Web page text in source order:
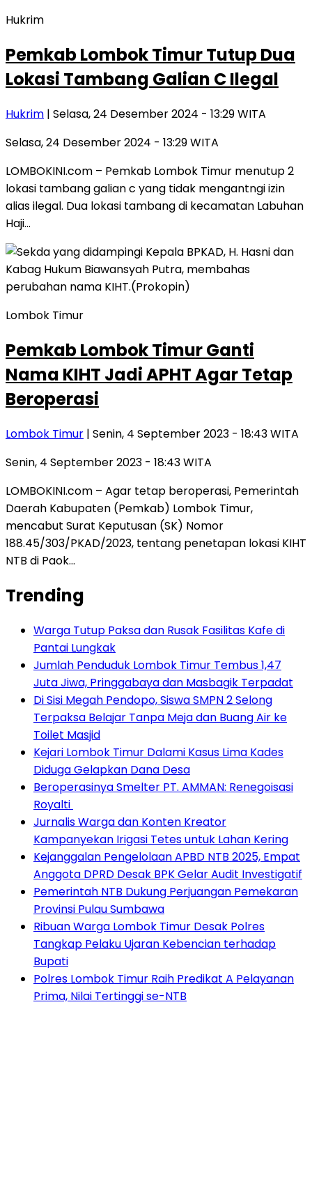
Hukrim
Pemkab Lombok Timur Tutup Dua
Lokasi Tambang Galian C Ilegal
Hukrim | Selasa, 24 Desember 2024 - 13:29 WITA
Selasa, 24 Desember 2024 - 13:29 WITA
LOMBOKINI.com – Pemkab Lombok Timur menutup 2
lokasi tambang galian c yang tidak mengantngi izin
alias ilegal. Dua lokasi tambang di kecamatan Labuhan
Haji…
Lombok Timur
Pemkab Lombok Timur Ganti
Nama KIHT Jadi APHT Agar Tetap
Beroperasi
Lombok Timur | Senin, 4 September 2023 - 18:43 WITA
Senin, 4 September 2023 - 18:43 WITA
LOMBOKINI.com – Agar tetap beroperasi, Pemerintah
Daerah Kabupaten (Pemkab) Lombok Timur,
mencabut Surat Keputusan (SK) Nomor
188.45/303/PKAD/2023, tentang penetapan lokasi KIHT
NTB di Paok…
Trending
Warga Tutup Paksa dan Rusak Fasilitas Kafe di
Pantai Lungkak
Jumlah Penduduk Lombok Timur Tembus 1,47
Juta Jiwa, Pringgabaya dan Masbagik Terpadat
Di Sisi Megah Pendopo, Siswa SMPN 2 Selong
Terpaksa Belajar Tanpa Meja dan Buang Air ke
Toilet Masjid
Kejari Lombok Timur Dalami Kasus Lima Kades
Diduga Gelapkan Dana Desa
Beroperasinya Smelter PT. AMMAN: Renegoisasi
Royalti
Jurnalis Warga dan Konten Kreator
Kampanyekan Irigasi Tetes untuk Lahan Kering
Kejanggalan Pengelolaan APBD NTB 2025, Empat
Anggota DPRD Desak BPK Gelar Audit Investigatif
Pemerintah NTB Dukung Perjuangan Pemekaran
Provinsi Pulau Sumbawa
Ribuan Warga Lombok Timur Desak Polres
Tangkap Pelaku Ujaran Kebencian terhadap
Bupati
Polres Lombok Timur Raih Predikat A Pelayanan
Prima, Nilai Tertinggi se-NTB